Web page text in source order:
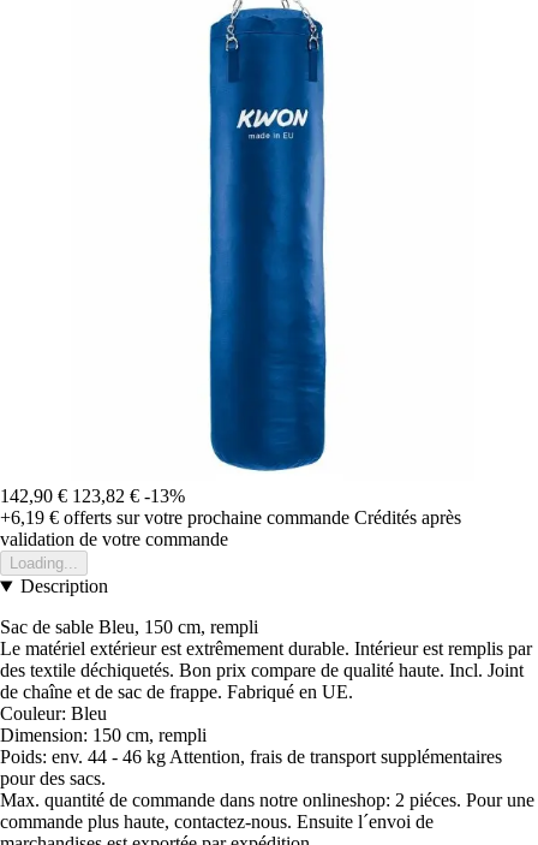
142,90 € 123,82 € -13%
+6,19 € offerts sur votre prochaine commande Crédités après
validation de votre commande
Loading...
Description
Sac de sable Bleu, 150 cm, rempli
Le matériel extérieur est extrêmement durable. Intérieur est remplis par
des textile déchiquetés. Bon prix compare de qualité haute. Incl. Joint
de chaîne et de sac de frappe. Fabriqué en UE.
Couleur: Bleu
Dimension: 150 cm, rempli
Poids: env. 44 - 46 kg Attention, frais de transport supplémentaires
pour des sacs.
Max. quantité de commande dans notre onlineshop: 2 piéces. Pour une
commande plus haute, contactez-nous. Ensuite l´envoi de